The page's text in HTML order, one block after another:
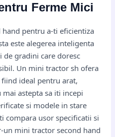
Ferme Mici
pentru a-ti eficientiza
este alegerea inteligenta
gradini care doresc
Un mini tractor sh ofera
ideal pentru arat,
astepta sa iti incepi
si modele in stare
compara usor specificatii si
un mini tractor second hand